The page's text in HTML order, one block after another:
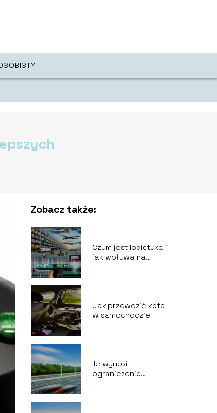
Zobacz także:
Czym jest logistyka i
jak wpływa na
Jak przewozić kota
w samochodzie
Ile wynosi
ograniczenie